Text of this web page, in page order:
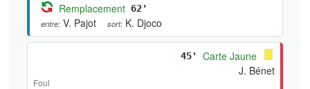
Remplacement 62'
entre: V. Pajot sort: K. Djoco
45'
Carte Jaune
J. Bénet
Foul